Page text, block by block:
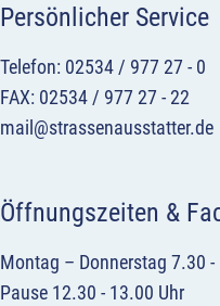
Persönlicher Service
Telefon: 02534 / 977 27 - 0
FAX: 02534 / 977 27 - 22
mail@strassenausstatter.de
Öffnungszeiten &
Montag – Donnerstag 7.30 -
Pause 12.30 - 13.00 Uhr